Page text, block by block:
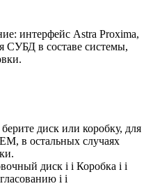
интерфейс Astra Proxima,
СУБД в составе системы,
диск или коробку, для
в остальных случаях
диск i i Коробка i i
i i